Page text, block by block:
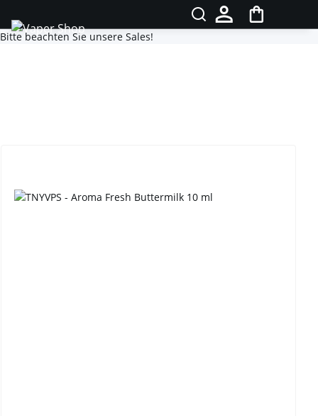
Bitte beachten Sie unsere Sales!